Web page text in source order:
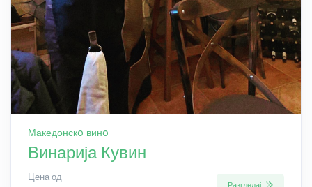
Македонскo винo
Винарија Кувин
Цена од
Разгледај